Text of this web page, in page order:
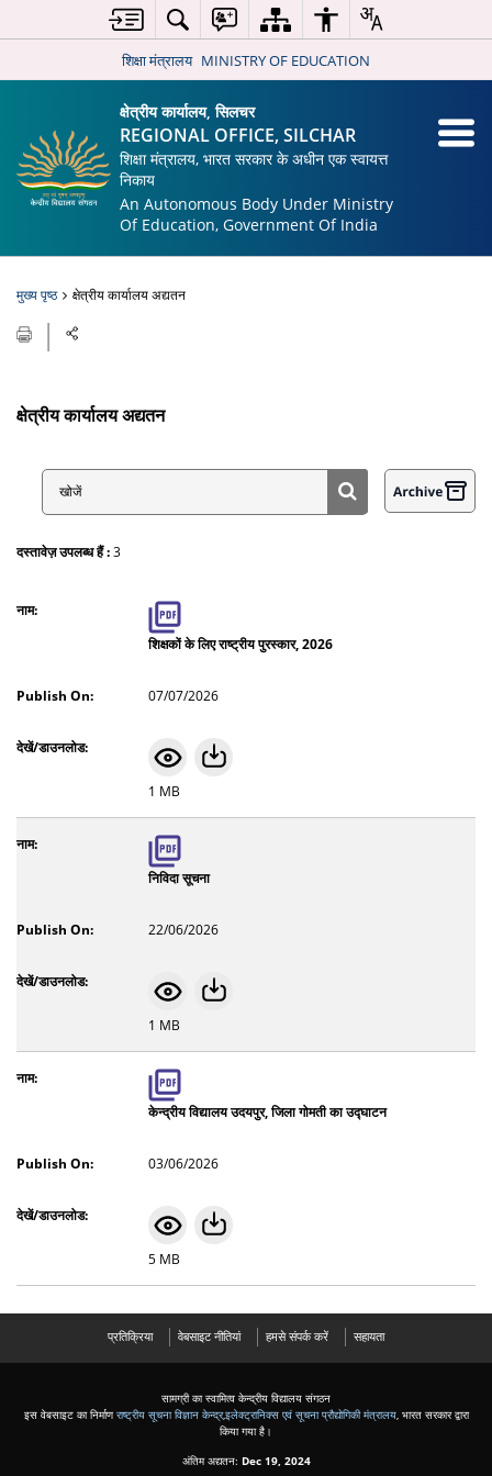
शिक्षा मंत्रालय MINISTRY OF EDUCATION
क्षेत्रीय कार्यालय, सिलचर
REGIONAL OFFICE, SILCHAR
शिक्षा मंत्रालय, भारत सरकार के अधीन एक स्वायत्त
निकाय
An Autonomous Body Under Ministry
Of Education, Government Of India
मुख्य पृष्ठ क्षेत्रीय कार्यालय अद्यतन
क्षेत्रीय कार्यालय अद्यतन
Search
दस्तावेज़ उपलब्ध हैं :3
शिक्षकों के लिए राष्ट्रीय पुरस्कार, 2026
07/07/2026
1 MB
निविदा सूचना
22/06/2026
1 MB
केन्द्रीय विद्यालय उदयपुर, जिला गोमती का उद्घाटन
03/06/2026
5 MB
प्रतिक्रिया वेबसाइट नीतियां हमसे संपर्क करें सहायता
सामग्री का स्वामित्व केन्द्रीय विद्यालय संगठन
इस वेबसाइट का निर्माणराष्ट्रीय सूचना विज्ञान केन्द्र,इलेक्ट्रानिक्स एवं सूचना प्रौद्योगिकी मंत्रालय, भारत सरकार द्वारा
किया गया है।
अंतिम अद्यतन: Dec 19, 2024